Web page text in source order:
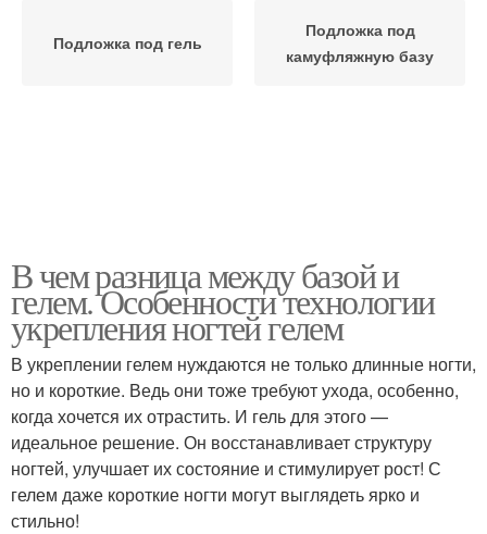
Подложка под гель
Подложка под
камуфляжную базу
В чем разница между базой и
гелем. Особенности технологии
укрепления ногтей гелем
В укреплении гелем нуждаются не только длинные ногти,
но и короткие. Ведь они тоже требуют ухода, особенно,
когда хочется их отрастить. И гель для этого —
идеальное решение. Он восстанавливает структуру
ногтей, улучшает их состояние и стимулирует рост! С
гелем даже короткие ногти могут выглядеть ярко и
стильно!